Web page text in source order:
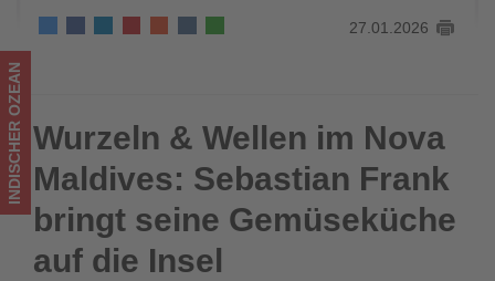
bringt
seine
Gemüseküche
auf
die
Insel
27.01.2026
Wurzeln & Wellen im Nova Maldives: Sebastian Frank bringt
seine Gemüseküche auf die Insel
INDISCHER OZEAN Wurzeln & Wellen im Nova
Maldives: Sebastian Frank
bringt seine Gemüseküche
auf die Insel